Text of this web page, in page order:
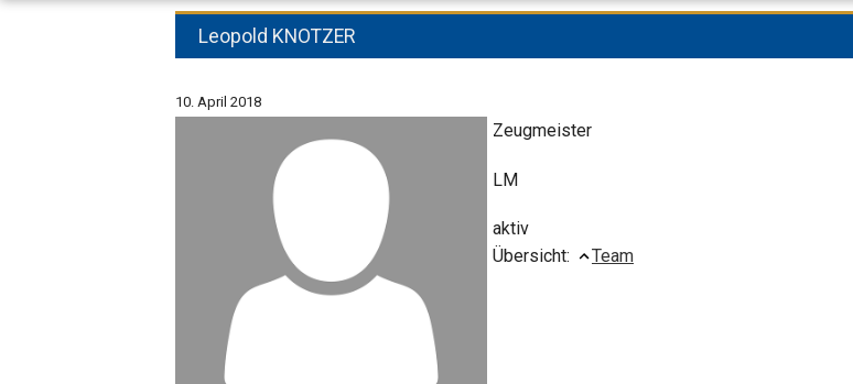
Leopold KNOTZER
10. April 2018
Zeugmeister
LM
aktiv
Übersicht:
Team